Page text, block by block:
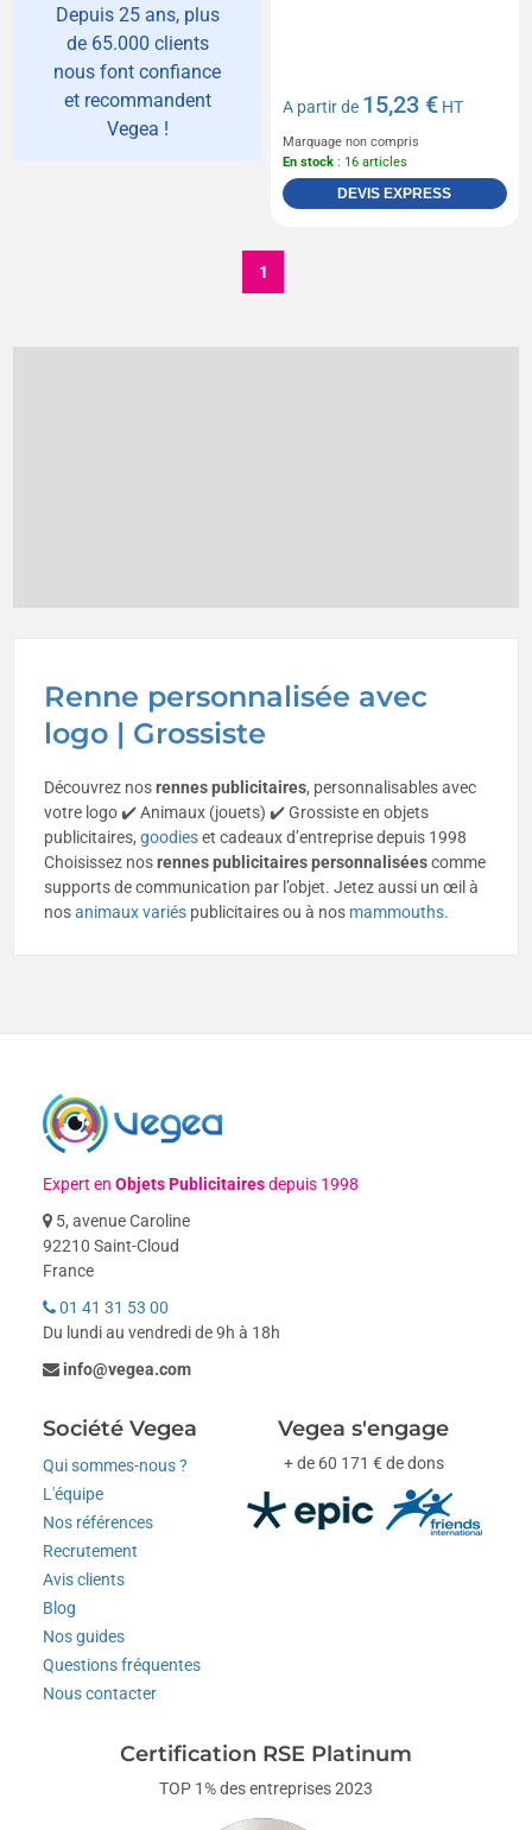
Renne personnalisée avec
logo | Grossiste
Découvrez nosrennes publicitaires, personnalisables avec
votre logo ✔️ Animaux (jouets) ✔️ Grossiste en objets
publicitaires,goodieset cadeaux d’entreprise depuis 1998
Choisissez nosrennespublicitairespersonnaliséescomme
supports de communication par l’objet. Jetez aussi un œil à
nosanimaux variés publicitaires ou à nos mammouths.
Depuis 25 ans, plus
de 65.000 clients
nous font confiance
et recommandent
Vegea !
A partir de 15,23 € HT
Marquage non compris
En stock : 16 articles
DEVIS EXPRESS
1
Expert enObjets Publicitairesdepuis 1998
5, avenue Caroline
92210 Saint-Cloud
France
01 41 31 53 00
Du lundi au vendredi de 9h à 18h
info@vegea.com
Société Vegea
Qui sommes-nous ?
L'équipe
Nos références
Recrutement
Avis clients
Blog
Nos guides
Questions fréquentes
Nous contacter
Vegea s'engage
+ de 60 171 € de dons
Certification RSE Platinum
TOP 1% des entreprises 2023